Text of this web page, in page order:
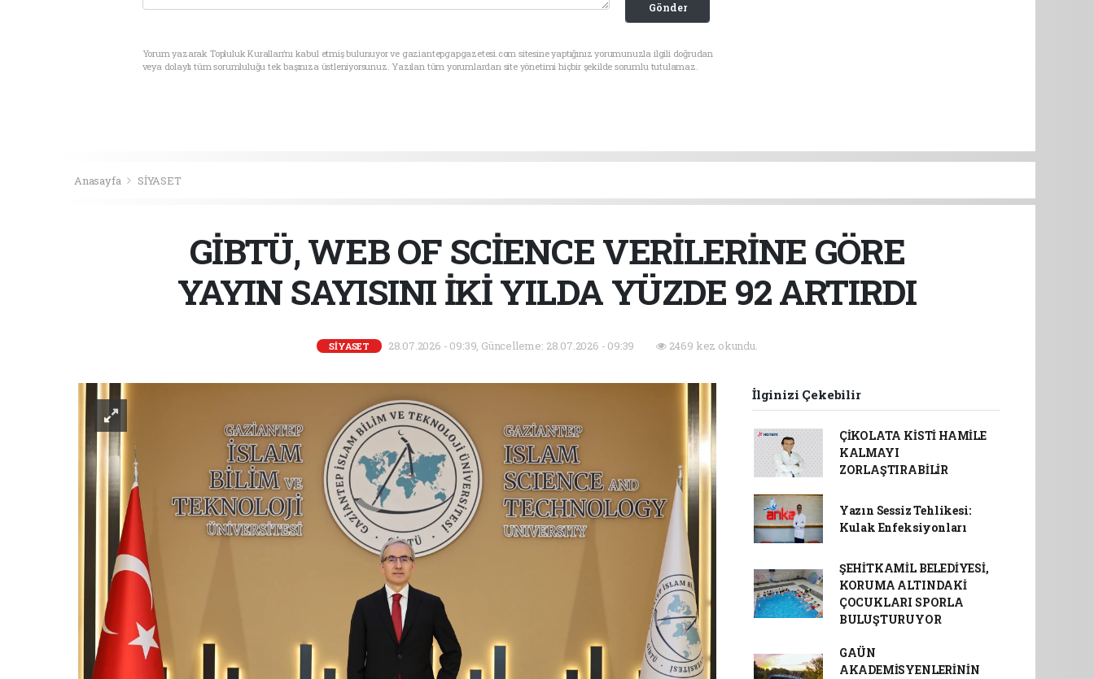
Gönder
Yorum yazarak Topluluk Kuralları’nı kabul etmiş bulunuyor ve gaziantepgapgazetesi.com sitesine yaptığınız yorumunuzla ilgili doğrudan
veya dolaylı tüm sorumluluğu tek başınıza üstleniyorsunuz. Yazılan tüm yorumlardan site yönetimi hiçbir şekilde sorumlu tutulamaz.
Anasayfa SİYASET
GİBTÜ, WEB OF SCİENCE VERİLERİNE GÖRE
YAYIN SAYISINI İKİ YILDA YÜZDE 92 ARTIRDI
SİYASET 28.07.2026 - 09:39, Güncelleme: 28.07.2026 - 09:39 2469 kez okundu.
İlginizi Çekebilir
ÇİKOLATA KİSTİ HAMİLE
KALMAYI
ZORLAŞTIRABİLİR
Yazın Sessiz Tehlikesi:
Kulak Enfeksiyonları
ŞEHİTKAMİL BELEDİYESİ,
KORUMA ALTINDAKİ
ÇOCUKLARI SPORLA
BULUŞTURUYOR
GAÜN
AKADEMİSYENLERİNİN